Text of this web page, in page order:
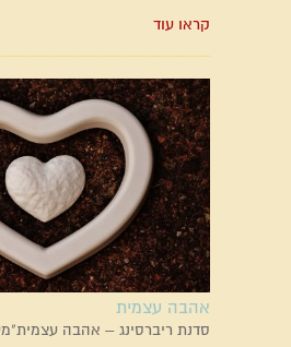
קראו עוד
אהבה עצמית
סדנת ריברסינג – אהבה